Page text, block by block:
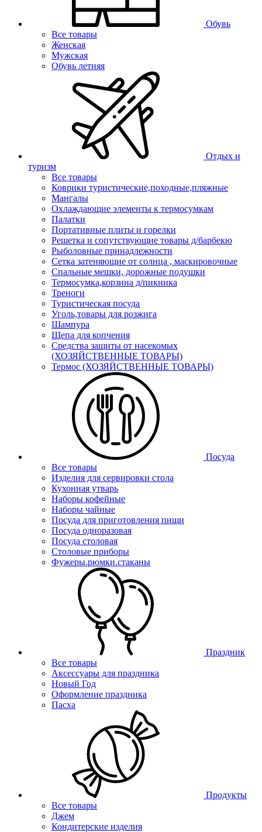
Обувь
Все товары
Женская
Мужская
Обувь летняя
Отдых и
туризм
Все товары
Коврики туристические,походные,пляжные
Мангалы
Охлаждающие элементы к термосумкам
Палатки
Портативные плиты и горелки
Решетка и сопутствующие товары д/барбекю
Рыболовные принадлежности
Сетка затеняющие от солнца , маскировочные
Спальные мешки, дорожные подушки
Термосумка,корзина д/пикника
Треноги
Туристическая посуда
Уголь,товары для розжига
Шампура
Щепа для копчения
Средства защиты от насекомых
(ХОЗЯЙСТВЕННЫЕ ТОВАРЫ)
Термос (ХОЗЯЙСТВЕННЫЕ ТОВАРЫ)
Посуда
Все товары
Изделия для сервировки стола
Кухонная утварь
Наборы кофейные
Наборы чайные
Посуда для приготовления пищи
Посуда одноразовая
Посуда столовая
Столовые приборы
Фужеры.рюмки.стаканы
Праздник
Все товары
Аксессуары для праздника
Новый Год
Оформление праздника
Пасха
Продукты
Все товары
Джем
Кондитерские изделия